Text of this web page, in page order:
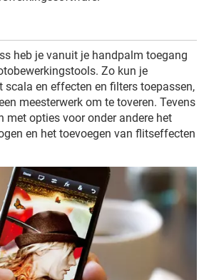
heb je vanuit je handpalm toegang
Zo kun je
scala en effecten en filters toepassen,
meesterwerk om te toveren. Tevens
met opties voor onder andere het
en het toevoegen van flitseffecten